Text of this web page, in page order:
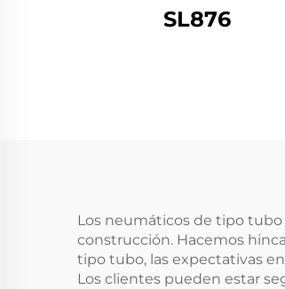
SL876
Los neumáticos de tipo tubo
construcción. Hacemos
tipo tubo, las expectativas
Los clientes pueden estar